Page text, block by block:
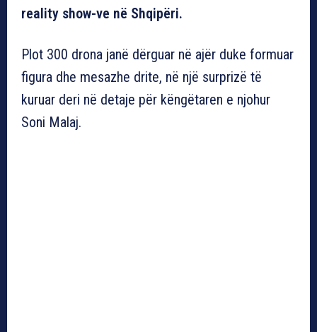
reality show-ve në Shqipëri.
Plot 300 drona janë dërguar në ajër duke formuar
figura dhe mesazhe drite, në një surprizë të
kuruar deri në detaje për këngëtaren e njohur
Soni Malaj.